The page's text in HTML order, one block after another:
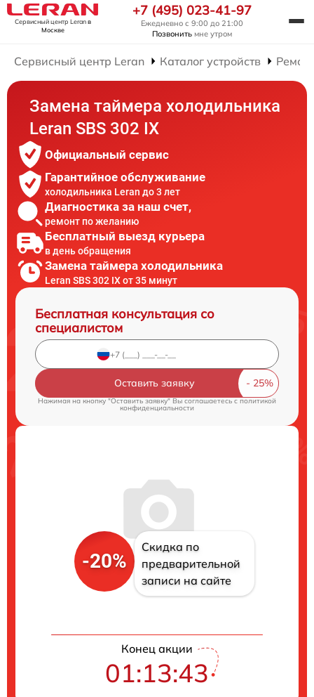
Сервисный центр Leranв
Москве
+7 (495) 023-41-97
Ежедневно с 9:00 до 21:00
Позвонить мне утром
Сервисный центр Leran Каталог устройств
Замена таймера холодильника
Leran SBS 302 IX
Официальный сервис
Гарантийное обслуживание
холодильника Leran до 3 лет
Диагностика за наш счет,
ремонт по желанию
Бесплатный выезд курьера
в день обращения
Замена таймера холодильника
Leran SBS 302 IX от 35 минут
Бесплатная консультация со
специалистом
Оставить заявку
Нажимая на кнопку "Оставить заявку" Вы соглашаетесь cполитикой
конфиденциальности
-20%
Скидка по
предварительной
записи на сайте
Конец акции
01:13:42